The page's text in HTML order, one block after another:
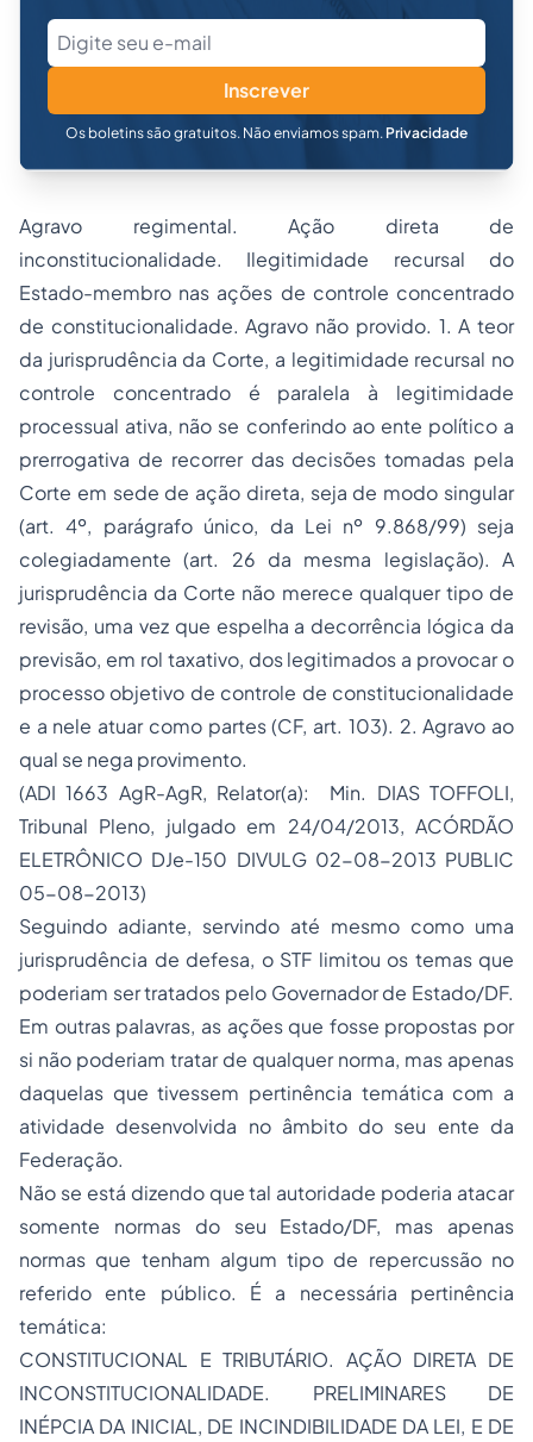
Inscrever
Os boletins são gratuitos. Não enviamos spam. Privacidade
Agravo regimental. Ação direta de
inconstitucionalidade. Ilegitimidade recursal do
Estado-membro nas ações de controle concentrado
de constitucionalidade. Agravo não provido. 1. A teor
da jurisprudência da Corte, a legitimidade recursal no
controle concentrado é paralela à legitimidade
processual ativa, não se conferindo ao ente político a
prerrogativa de recorrer das decisões tomadas pela
Corte em sede de ação direta, seja de modo singular
(art. 4º, parágrafo único, da Lei nº 9.868/99) seja
colegiadamente (art. 26 da mesma legislação). A
jurisprudência da Corte não merece qualquer tipo de
revisão, uma vez que espelha a decorrência lógica da
previsão, em rol taxativo, dos legitimados a provocar o
processo objetivo de controle de constitucionalidade
e a nele atuar como partes (CF, art. 103). 2. Agravo ao
qual se nega provimento.
(ADI 1663 AgR-AgR, Relator(a): Min. DIAS TOFFOLI,
Tribunal Pleno, julgado em 24/04/2013, ACÓRDÃO
ELETRÔNICO DJe-150 DIVULG 02-08-2013 PUBLIC
05-08-2013)
Seguindo adiante, servindo até mesmo como uma
jurisprudência de defesa, o STF limitou os temas que
poderiam ser tratados pelo Governador de Estado/DF.
Em outras palavras, as ações que fosse propostas por
si não poderiam tratar de qualquer norma, mas apenas
daquelas que tivessem pertinência temática com a
atividade desenvolvida no âmbito do seu ente da
Federação.
Não se está dizendo que tal autoridade poderia atacar
somente normas do seu Estado/DF, mas apenas
normas que tenham algum tipo de repercussão no
referido ente público. É a necessária pertinência
temática:
CONSTITUCIONAL E TRIBUTÁRIO. AÇÃO DIRETA DE
INCONSTITUCIONALIDADE. PRELIMINARES DE
INÉPCIA DA INICIAL, DE INCINDIBILIDADE DA LEI, E DE